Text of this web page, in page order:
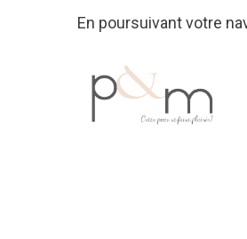
Euro | USD
En poursuivant votre